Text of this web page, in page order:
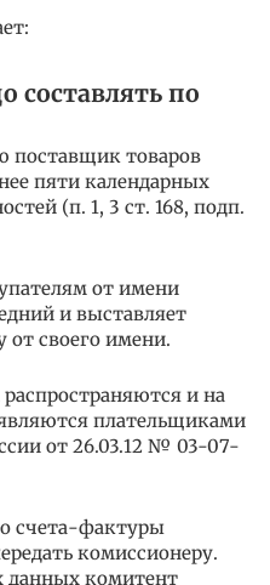
составлять по
поставщик товаров
пяти календарных
(п. 1, 3 ст. 168, подп.
от имени
и выставляет
своего имени.
и на
плательщиками
от 26.03.12 № 03-07-
счета-фактуры
комиссионеру.
данных комитент